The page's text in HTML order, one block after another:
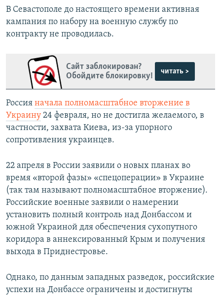
В Севастополе до настоящего времени активная
кампания по набору на военную службу по
контракту не проводилась.
Сайт заблокирован?
Обойдите блокировку!
читать >
Россия начала полномасштабное вторжение в
Украину 24 февраля, но не достигла желаемого, в
частности, захвата Киева, из-за упорного
сопротивления украинцев.
22 апреля в России заявили о новых планах во
время «второй фазы» «спецоперации» в Украине
(так там называют полномасштабное вторжение).
Российские военные заявили о намерении
установить полный контроль над Донбассом и
южной Украиной для обеспечения сухопутного
коридора в аннексированный Крым и получения
выхода в Приднестровье.
Однако, по данным западных разведок, российские
успехи на Донбассе ограничены и достигнуты